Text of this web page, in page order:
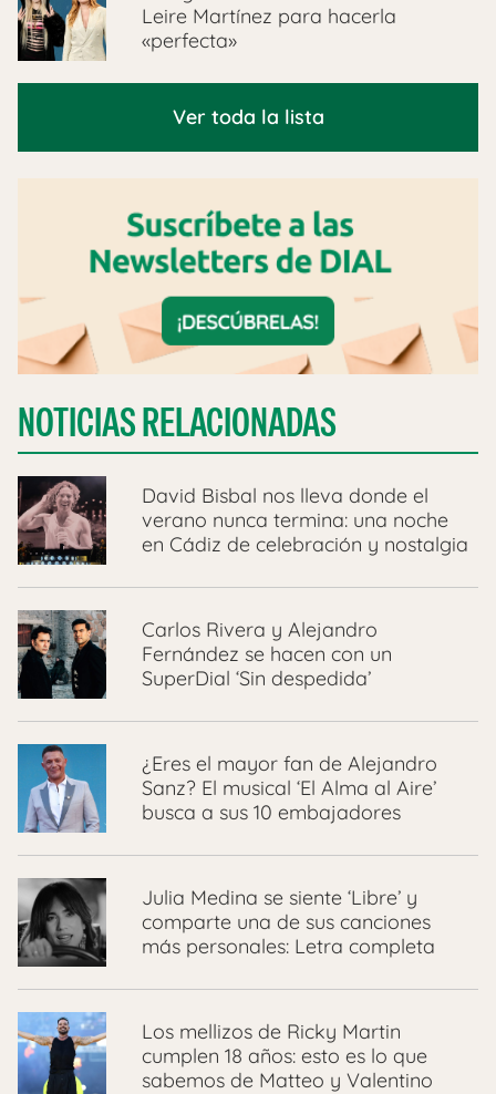
Leire Martínez para hacerla
«perfecta»
Ver toda la lista
NOTICIAS RELACIONADAS
David Bisbal nos lleva donde el
verano nunca termina: una noche
en Cádiz de celebración y nostalgia
Carlos Rivera y Alejandro
Fernández se hacen con un
SuperDial ‘Sin despedida’
¿Eres el mayor fan de Alejandro
Sanz? El musical ‘El Alma al Aire’
busca a sus 10 embajadores
Julia Medina se siente ‘Libre’ y
comparte una de sus canciones
más personales: Letra completa
Los mellizos de Ricky Martin
cumplen 18 años: esto es lo que
sabemos de Matteo y Valentino